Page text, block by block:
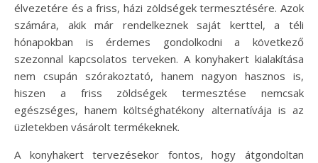
élvezetére és a friss, házi zöldségek termesztésére. Azok
számára, akik már rendelkeznek saját kerttel, a téli
hónapokban is érdemes gondolkodni a következő
szezonnal kapcsolatos terveken. A konyhakert kialakítása
nem csupán szórakoztató, hanem nagyon hasznos is,
hiszen a friss zöldségek termesztése nemcsak
egészséges, hanem költséghatékony alternatívája is az
üzletekben vásárolt termékeknek.
A konyhakert tervezésekor fontos, hogy átgondoltan